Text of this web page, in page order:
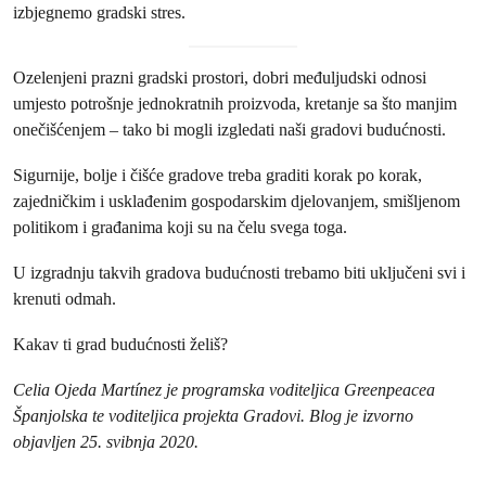
izbjegnemo gradski stres.
Ozelenjeni prazni gradski prostori, dobri međuljudski odnosi
umjesto potrošnje jednokratnih proizvoda, kretanje sa što manjim
onečišćenjem – tako bi mogli izgledati naši gradovi budućnosti.
Sigurnije, bolje i čišće gradove treba graditi korak po korak,
zajedničkim i usklađenim gospodarskim djelovanjem, smišljenom
politikom i građanima koji su na čelu svega toga.
U izgradnju takvih gradova budućnosti trebamo biti uključeni svi i
krenuti odmah.
Kakav ti grad budućnosti želiš?
Celia Ojeda Martínez je programska voditeljica Greenpeacea
Španjolska te voditeljica projekta Gradovi. Blog je izvorno
objavljen 25. svibnja 2020.